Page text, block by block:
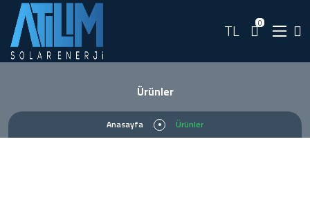
TL 0
Ürünler
Anasayfa Ürünler